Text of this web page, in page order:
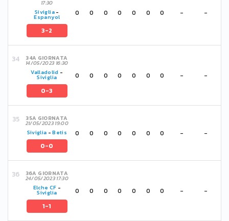
17:30
Siviglia-
Espanyol
3-2
0 0 0 0 0 0 0 - -
34A GIORNATA
14/05/2023 16:30
Valladolid -
Siviglia
0-3
0 0 0 0 0 0 0 - -
35A GIORNATA
21/05/2023 19:00
Siviglia -Betis
0-0
0 0 0 0 0 0 0 - -
36A GIORNATA
24/05/2023 17:30
Elche CF -
Siviglia
1-1
0 0 0 0 0 0 0 - -